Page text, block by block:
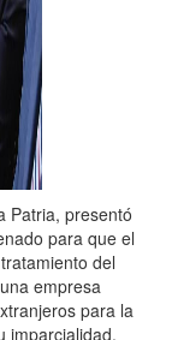
Patria, presentó
para que el
del
empresa
para la
imparcialidad.